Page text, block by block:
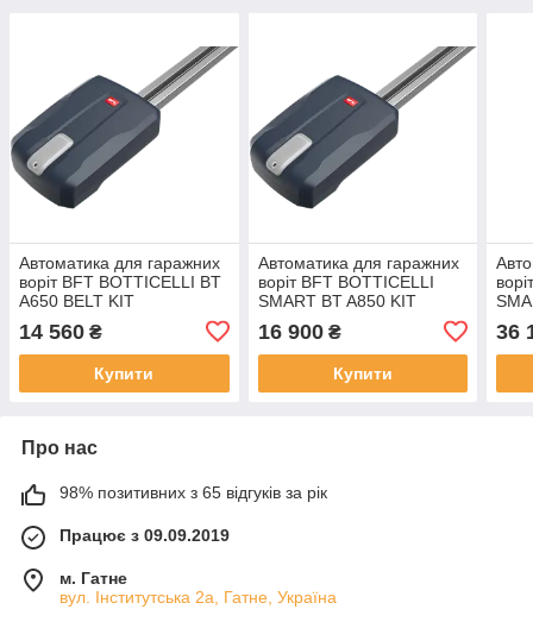
Автоматика для гаражних
воріт BFT BOTTICELLI BT
A650 BELT KIT
14 560 ₴
Купити
Автоматика для гаражних
воріт BFT BOTTICELLI
SMART BT A850 KIT
16 900₴
Купити
36
Про нас
98% позитивних з 65 відгуків за рік
Працює з 09.09.2019
м. Гатне
вул. Інститутська 2а, Гатне, Україна